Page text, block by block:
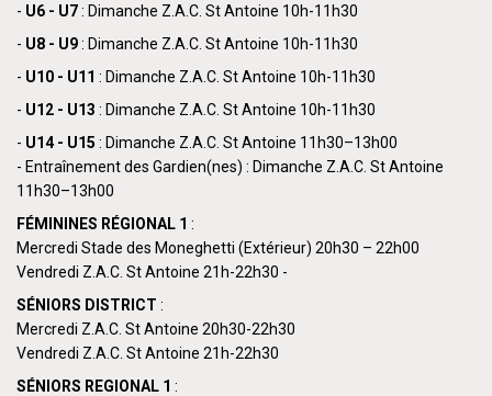
- U6 - U7: Dimanche Z.A.C. St Antoine 10h-11h30
- U8 - U9: Dimanche Z.A.C. St Antoine 10h-11h30
- U10 - U11 : Dimanche Z.A.C. St Antoine 10h-11h30
- U12 - U13 : Dimanche Z.A.C. St Antoine 10h-11h30
- U14 - U15 : Dimanche Z.A.C. St Antoine 11h30–13h00
- Entraînement des Gardien(nes) : Dimanche Z.A.C. St Antoine
11h30–13h00
FÉMININES RÉGIONAL 1 :
Mercredi Stade des Moneghetti (Extérieur) 20h30 – 22h00
Vendredi Z.A.C. St Antoine 21h-22h30 -
SÉNIORS DISTRICT :
Mercredi Z.A.C. St Antoine 20h30-22h30
Vendredi Z.A.C. St Antoine 21h-22h30
SÉNIORS REGIONAL 1 :